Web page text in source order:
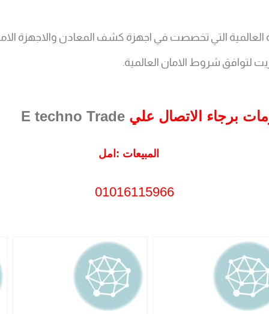
التي تخصصت في اجهزة كشف المعادن والاجهزة
لتوافق شروط الامان العالمية.
برجاء الاتصال علي E techno Trade
01016115966